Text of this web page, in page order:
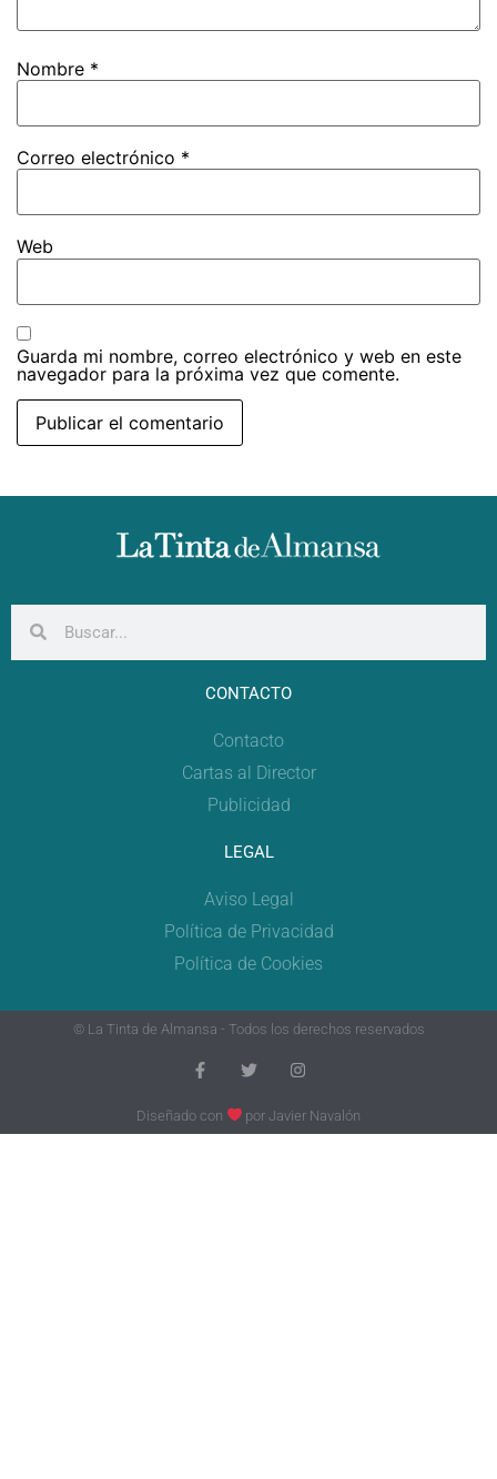
Nombre *
Correo electrónico *
Web
Guarda mi nombre, correo electrónico y web en este
navegador para la próxima vez que comente.
CONTACTO
Contacto
Cartas al Director
Publicidad
LEGAL
Aviso Legal
Política de Privacidad
Política de Cookies
© La Tinta de Almansa - Todos los derechos reservados
Diseñado con porJavier Navalón